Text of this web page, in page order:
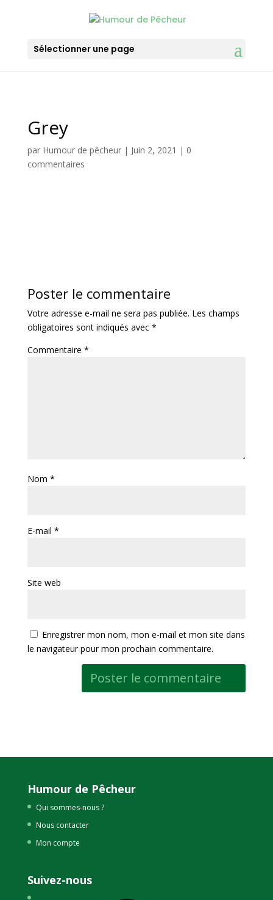
Sélectionner une page
Grey
par Humour de pêcheur| Juin 2, 2021 | 0
commentaires
Poster le commentaire
Votre adresse e-mail ne sera pas publiée. Les champs
obligatoires sont indiqués avec *
Commentaire *
Nom *
E-mail *
Site web
Enregistrer mon nom, mon e-mail et mon site dans
le navigateur pour mon prochain commentaire.
Humour de Pêcheur
Qui sommes-nous ?
Nous contacter
Mon compte
Suivez-nous